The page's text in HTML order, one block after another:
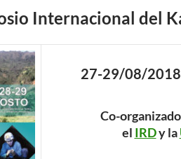
Internacional del
27-29/08/2018,
Co-
el IRDy la